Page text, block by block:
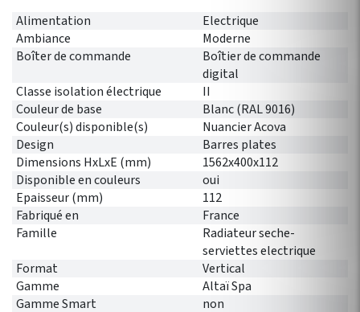
Alimentation
Electrique
Ambiance
Moderne
Boîter de commande
Boîtier de commande
digital
Classe isolation électrique
II
Couleur de base
Blanc (RAL 9016)
Couleur(s) disponible(s)
Nuancier Acova
Design
Barres plates
Dimensions HxLxE (mm)
1562x400x112
Disponible en couleurs
oui
Epaisseur (mm)
112
Fabriqué en
France
Famille
Radiateur seche-
serviettes electrique
Format
Vertical
Gamme
Altaï Spa
Gamme Smart
non